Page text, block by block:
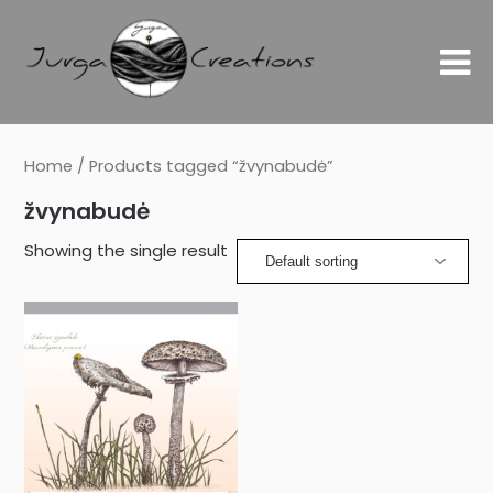
Home / Products tagged “žvynabudė”
žvynabudė
Showing the single result